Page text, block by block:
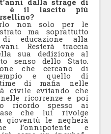
dalla strage di
è il lascito più
non solo per le
ma soprattutto
educazione alla
Resterà traccia
sua dedizione al
senso dello Stato.
che cercano di
e quello di
di mafia nelle
civile evitando che
ricorrenze e poi
ricordo spesso ai
che lui rivolge
gioventù le negherà
l’onnipotente e